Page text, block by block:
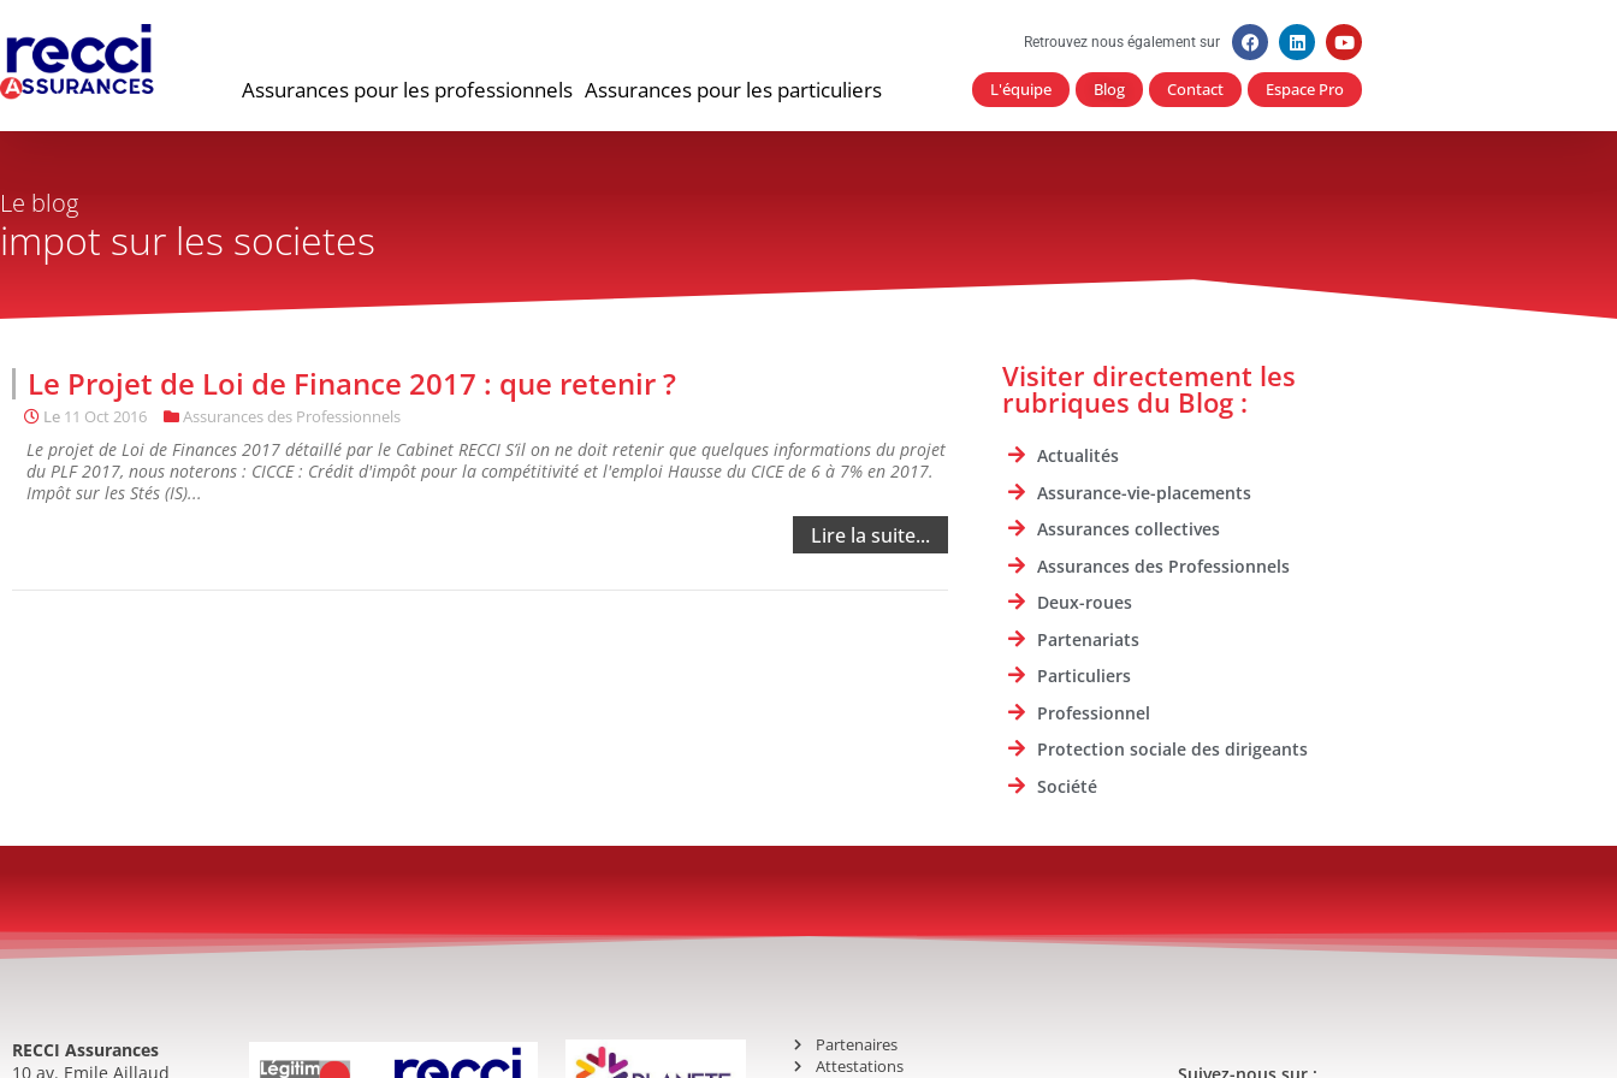
Assurances pour les professionnels Assurances pour les particuliers
Retrouvez nous également sur
L'équipe Blog Contact Espace Pro
Le blog
impot sur les societes
Le Projet de Loi de Finance 2017 : que retenir ?
Le 11 Oct 2016 Assurances des Professionnels
Le projet de Loi de Finances 2017 détaillé par le Cabinet RECCI S’il on ne doit retenir que quelques informations du projet
du PLF 2017, nous noterons : CICCE : Crédit d'impôt pour la compétitivité et l'emploi Hausse du CICE de 6 à 7% en 2017.
Impôt sur les Stés (IS)...
Lire la suite...
Visiter directement les
rubriques du Blog :
Actualités
Assurance-vie-placements
Assurances collectives
Assurances des Professionnels
Deux-roues
Partenariats
Particuliers
Professionnel
Protection sociale des dirigeants
Société
RECCI Assurances
10 av. Emile Aillaud
Partenaires
Attestations
Suivez-nous sur :